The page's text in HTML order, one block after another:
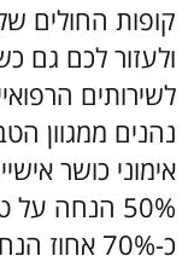
קופות החולים
ולעזור לכם גם
לשירותים
נהנים ממגוון
אימוני כושר
50% הנחה על טיפולי יישורי שיניים
כ-70% אחוז הנחה על טיפולי רפואה משלימה